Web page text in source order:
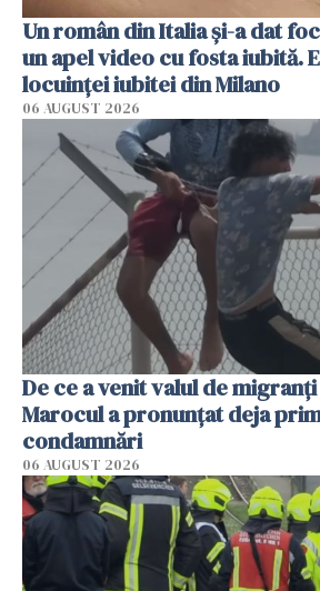
Un român din Italia și-a dat
un apel video cu fosta iubită.
locuinței iubitei din Milano
06 AUGUST 2026
De ce a venit valul de
Marocul a pronunțat deja
condamnări
06 AUGUST 2026